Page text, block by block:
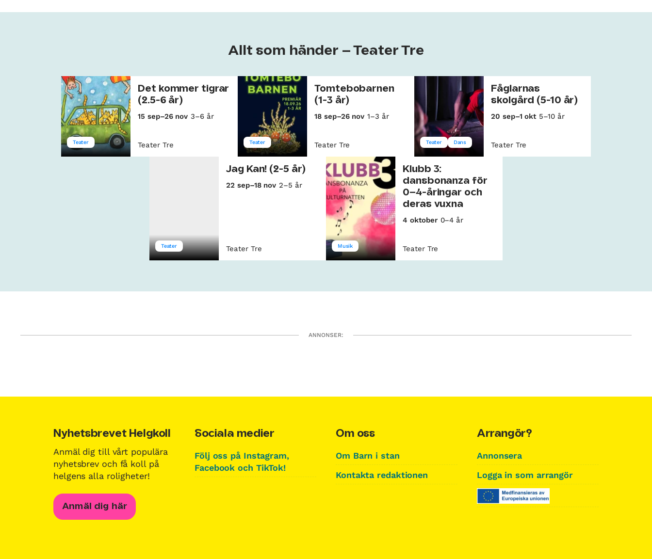
Allt som händer – Teater Tre
Teater
Det kommer tigrar
(2.5-6 år)
15 sep–26 nov 3–6 år
Teater Tre Teater
Tomtebobarnen
(1-3 år)
18 sep–26 nov 1–3 år
Teater Tre Teater Dans
Fåglarnas
skolgård (5-10 år)
20 sep–1 okt 5–10 år
Teater Tre
Teater
Jag Kan! (2-5 år)
22 sep–18 nov 2–5 år
Teater Tre Musik
Klubb 3:
dansbonanza för
0–4-åringar och
deras vuxna
4 oktober 0–4 år
Teater Tre
ANNONSER:
Nyhetsbrevet Helgkoll
Anmäl dig till vårt populära
nyhetsbrev och få koll på
helgens alla roligheter!
Anmäl dig här
Sociala medier
Följ oss på Instagram,
Facebook och TikTok!
Om oss
Om Barn i stan
Kontakta redaktionen
Arrangör?
Annonsera
Logga in som arrangör